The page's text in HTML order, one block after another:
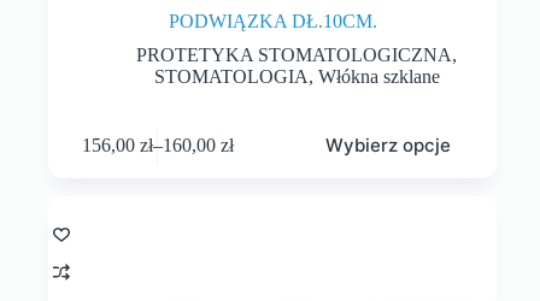
PODWIĄZKA DŁ.10CM.
PROTETYKA STOMATOLOGICZNA,
STOMATOLOGIA, Włókna szklane
156,00 zł–160,00 zł Wybierz opcje